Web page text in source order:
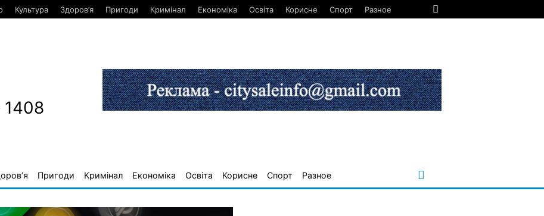
Культура Здоров’я Пригоди Кримінал Економіка Освіта Корисне Спорт Разное
Пригоди Кримінал Економіка Освіта Корисне Спорт Разное